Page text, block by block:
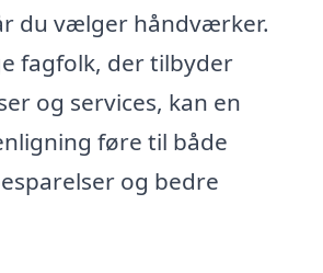
du vælger håndværker.
fagfolk, der tilbyder
og services, kan en
føre til både
og bedre